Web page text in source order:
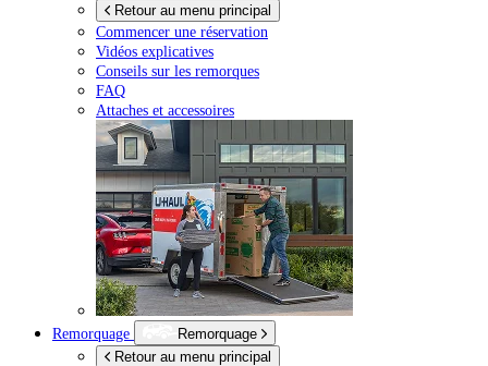
Retour au menu principal
Commencer une réservation
Vidéos explicatives
Conseils sur les remorques
FAQ
Attaches et accessoires
Remorquage
Remorquage
Retour au menu principal